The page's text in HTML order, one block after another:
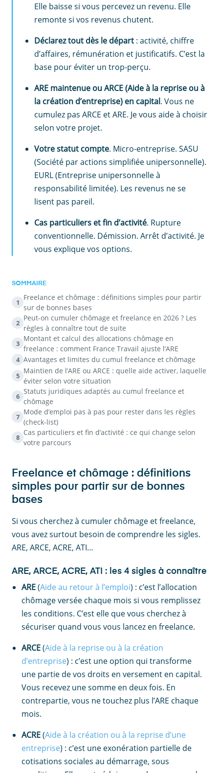
Elle baisse si vous percevez un revenu. Elle
remonte si vos revenus chutent.
Déclarez tout dès le départ : activité, chiffre
d’affaires, rémunération et justificatifs. C’est la
base pour éviter un trop-perçu.
ARE maintenue ou ARCE (Aide à la reprise ou à
la création d’entreprise) en capital. Vous ne
cumulez pas ARCE et ARE. Je vous aide à choisir
selon votre projet.
Votre statut compte. Micro-entreprise. SASU
(Société par actions simplifiée unipersonnelle).
EURL (Entreprise unipersonnelle à
responsabilité limitée). Les revenus ne se
lisent pas pareil.
Cas particuliers et fin d’activité. Rupture
conventionnelle. Démission. Arrêt d’activité. Je
vous explique vos options.
SOMMAIRE
1
Freelance et chômage : définitions simples pour partir
sur de bonnes bases
2
Peut-on cumuler chômage et freelance en 2026 ? Les
règles à connaître tout de suite
3
Montant et calcul des allocations chômage en
freelance : comment France Travail ajuste l’ARE
4 Avantages et limites du cumul freelance et chômage
5
Maintien de l’ARE ou ARCE : quelle aide activer, laquelle
éviter selon votre situation
6
Statuts juridiques adaptés au cumul freelance et
chômage
7
Mode d’emploi pas à pas pour rester dans les règles
(check-list)
8
Cas particuliers et fin d’activité : ce qui change selon
votre parcours
Freelance et chômage : définitions
simples pour partir sur de bonnes
bases
Si vous cherchez à cumuler chômage et freelance,
vous avez surtout besoin de comprendre les sigles.
ARE, ARCE, ACRE, ATI…
ARE, ARCE, ACRE, ATI : les 4 sigles à connaître
ARE(Aide au retour à l’emploi) : c’est l’allocation
chômage versée chaque mois si vous remplissez
les conditions. C’est elle que vous cherchez à
sécuriser quand vous vous lancez en freelance.
ARCE(Aide à la reprise ou à la création
d’entreprise) : c’est une option qui transforme
une partie de vos droits en versement en capital.
Vous recevez une somme en deux fois. En
contrepartie, vous ne touchez plus l’ARE chaque
mois.
ACRE(Aide à la création ou à la reprise d’une
entreprise) : c’est une exonération partielle de
cotisations sociales au démarrage, sous